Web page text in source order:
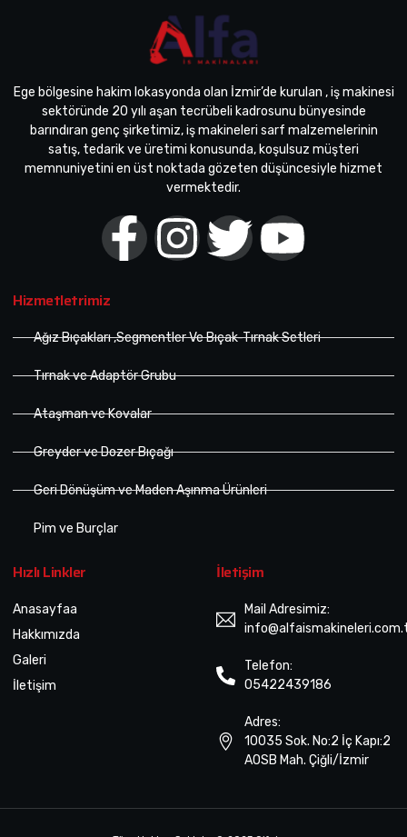
Ege bölgesine hakim lokasyonda olan İzmir’de kurulan , iş makinesi
sektöründe 20 yılı aşan tecrübeli kadrosunu bünyesinde
barındıran genç şirketimiz, iş makineleri sarf malzemelerinin
satış, tedarik ve üretimi konusunda, koşulsuz müşteri
memnuniyetini en üst noktada gözeten düşüncesiyle hizmet
vermektedir.
Hizmetletrimiz
Ağız Bıçakları ,Segmentler Ve Bıçak-Tırnak Setleri
Tırnak ve Adaptör Grubu
Ataşman ve Kovalar
Greyder ve Dozer Bıçağı
Geri Dönüşüm ve Maden Aşınma Ürünleri
Pim ve Burçlar
Hızlı Linkler
Anasayfaa
Hakkımızda
Galeri
İletişim
İletişim
Mail Adresimiz:
Telefon:
05422439186
Adres:
10035 Sok. No:2 İç Kapı:2
AOSB Mah. Çiğli/İzmir